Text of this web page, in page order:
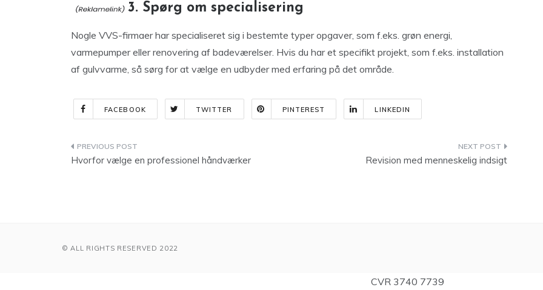
3. Spørg om specialisering
Nogle VVS-firmaer har specialiseret sig i bestemte typer opgaver, som f.eks. grøn energi,
varmepumper eller renovering af badeværelser. Hvis du har et specifikt projekt, som f.eks. installation
af gulvvarme, så sørg for at vælge en udbyder med erfaring på det område.
FACEBOOK TWITTER PINTEREST LINKEDIN
Indlægsnavigation
Hvorfor vælge en professionel håndværker Revision med menneskelig indsigt
© ALL RIGHTS RESERVED 2022
CVR 3740 7739